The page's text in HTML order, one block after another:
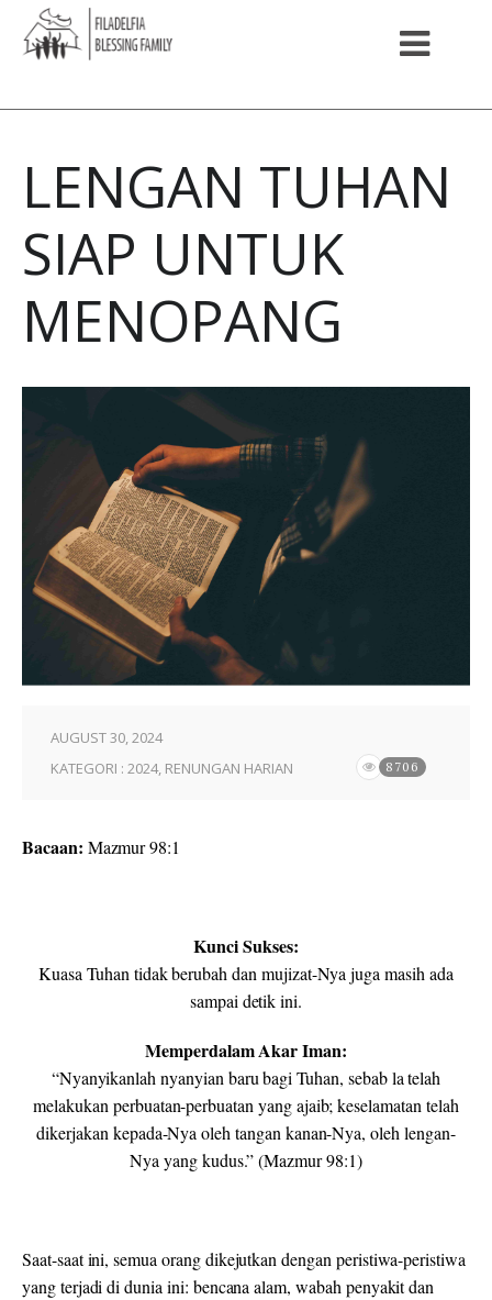
LENGAN TUHAN
SIAP UNTUK
MENOPANG
AUGUST 30, 2024
KATEGORI : 2024, RENUNGAN HARIAN 8706
Bacaan: Mazmur 98:1
Kunci Sukses:
Kuasa Tuhan tidak berubah dan mujizat-Nya juga masih ada
sampai detik ini.
Memperdalam Akar Iman:
“Nyanyikanlah nyanyian baru bagi Tuhan, sebab la telah
melakukan perbuatan-perbuatan yang ajaib; keselamatan telah
dikerjakan kepada-Nya oleh tangan kanan-Nya, oleh lengan-
Nya yang kudus.” (Mazmur 98:1)
Saat-saat ini, semua orang dikejutkan dengan peristiwa-peristiwa
yang terjadi di dunia ini: bencana alam, wabah penyakit dan